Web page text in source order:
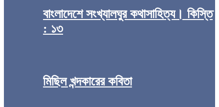
বাংলাদেশে সংখ্যালঘুর কথাসাহিত্য। কিস্তি
: ১৩
মিছিল খন্দকারের কবিতা